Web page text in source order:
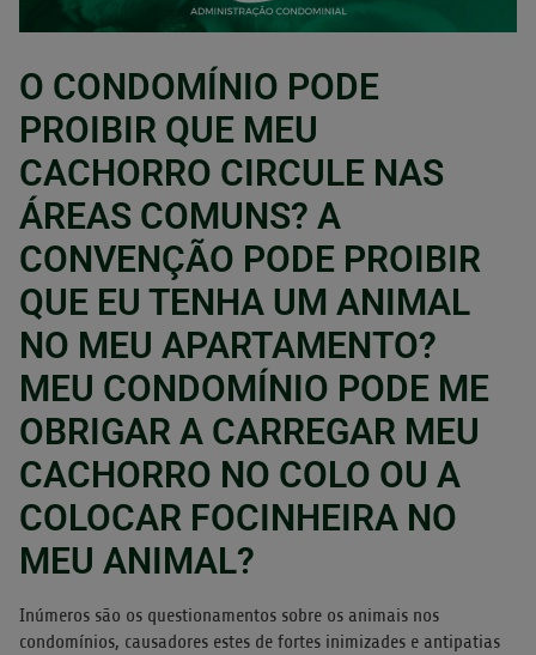
O CONDOMÍNIO PODE
PROIBIR QUE MEU
CACHORRO CIRCULE NAS
ÁREAS COMUNS? A
CONVENÇÃO PODE PROIBIR
QUE EU TENHA UM ANIMAL
NO MEU APARTAMENTO?
MEU CONDOMÍNIO PODE ME
OBRIGAR A CARREGAR MEU
CACHORRO NO COLO OU A
COLOCAR FOCINHEIRA NO
MEU ANIMAL?
Inúmeros são os questionamentos sobre os animais nos
condomínios, causadores estes de fortes inimizades e antipatias